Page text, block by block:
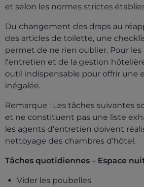
et selon les normes strictes
Du changement des draps au
des articles de toilette, une
permet de ne rien oublier. Pour
l’entretien et de la gestion
outil indispensable pour offrir une
inégalée.
Remarque : Les tâches suivantes
et ne constituent pas une liste
les agents d’entretien doivent
nettoyage des chambres d’hôtel.
Tâches quotidiennes – Espace
Vider les poubelles